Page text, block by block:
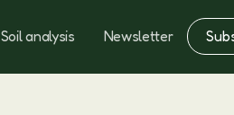
Soil analysis Newsletter
Notes